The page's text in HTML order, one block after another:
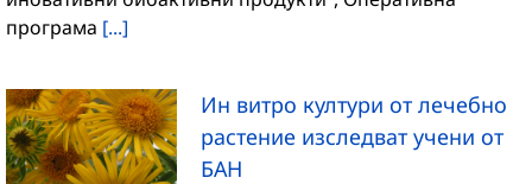
програма [...]
Ин витро култури от лечебно
растение изследват учени от
БАН